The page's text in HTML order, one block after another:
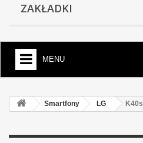
ZAKŁADKI
MENU
Smartfony LG K40s